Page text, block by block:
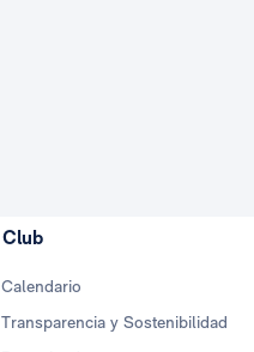
Club
Calendario
Transparencia y Sostenibilidad